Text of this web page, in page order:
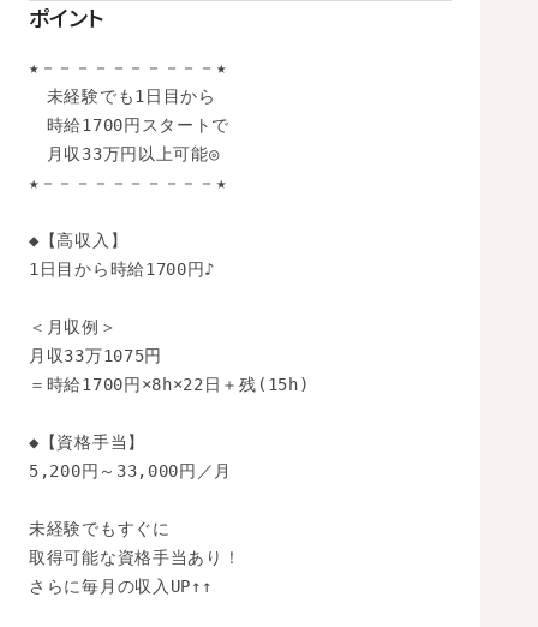
ポイント
★－－－－－－－－－－★
未経験でも1日目から
時給1700円スタートで
月収33万円以上可能◎
★－－－－－－－－－－★
◆【高収入】
1日目から時給1700円♪
＜月収例＞
月収33万1075円
＝時給1700円×8h×22日＋残(15h)
◆【資格手当】
5,200円～33,000円／月
未経験でもすぐに
取得可能な資格手当あり！
さらに毎月の収入UP↑↑